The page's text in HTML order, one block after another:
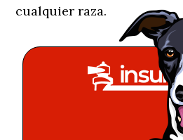
cualquier raza.